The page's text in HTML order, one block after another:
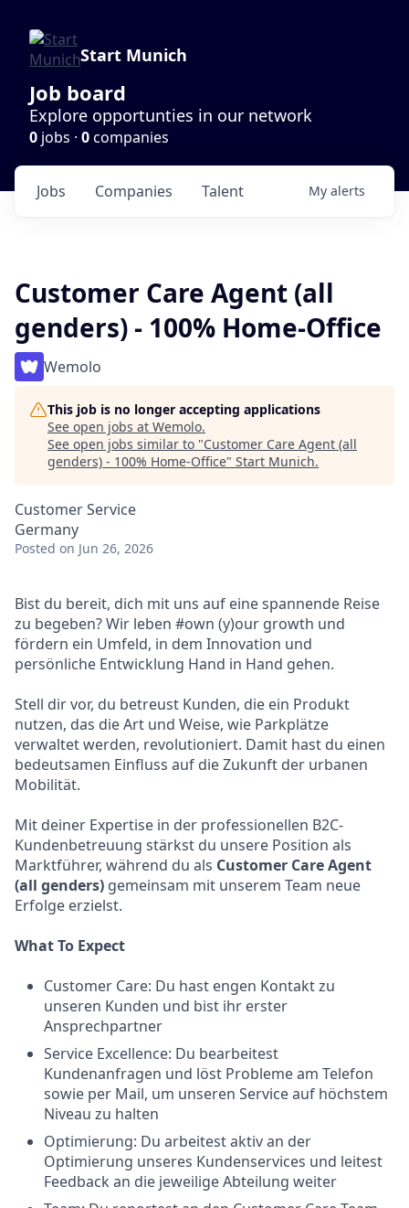
Start Munich
Job board
Explore opportunties in our network
0 jobs · 0companies
Jobs Companies Talent My alerts
Customer Care Agent (all
genders) - 100% Home-Office
Wemolo
This job is no longer accepting applications
See open jobs at Wemolo.
See open jobs similar to "Customer Care Agent (all
genders) - 100% Home-Office" Start Munich.
Customer Service
Germany
Posted on Jun 26, 2026
Bist du bereit, dich mit uns auf eine spannende Reise
zu begeben? Wir leben #own (y)our growth und
fördern ein Umfeld, in dem Innovation und
persönliche Entwicklung Hand in Hand gehen.
Stell dir vor, du betreust Kunden, die ein Produkt
nutzen, das die Art und Weise, wie Parkplätze
verwaltet werden, revolutioniert. Damit hast du einen
bedeutsamen Einfluss auf die Zukunft der urbanen
Mobilität.
Mit deiner Expertise in der professionellen B2C-
Kundenbetreuung stärkst du unsere Position als
Marktführer, während du als Customer Care Agent
(all genders) gemeinsam mit unserem Team neue
Erfolge erzielst.
What To Expect
Customer Care: Du hast engen Kontakt zu
unseren Kunden und bist ihr erster
Ansprechpartner
Service Excellence: Du bearbeitest
Kundenanfragen und löst Probleme am Telefon
sowie per Mail, um unseren Service auf höchstem
Niveau zu halten
Optimierung: Du arbeitest aktiv an der
Optimierung unseres Kundenservices und leitest
Feedback an die jeweilige Abteilung weiter